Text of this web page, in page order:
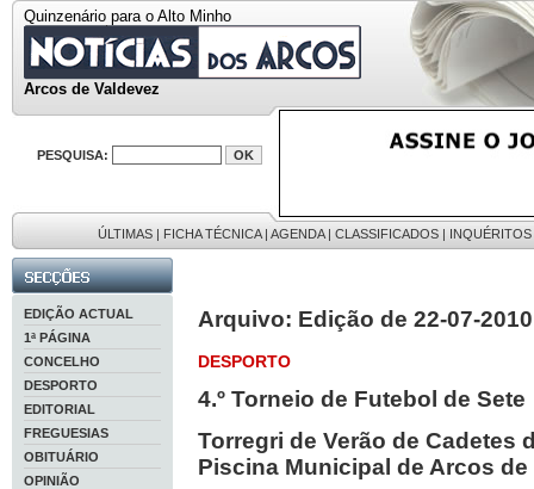
Quinzenário para o Alto Minho
Arcos de Valdevez
PESQUISA:
ÚLTIMAS | FICHA TÉCNICA| AGENDA| CLASSIFICADOS | INQUÉRITOS
EDIÇÃO ACTUAL
1ª PÁGINA
CONCELHO
DESPORTO
EDITORIAL
FREGUESIAS
OBITUÁRIO
OPINIÃO
Arquivo: Edição de 22-07-2010
DESPORTO
4.º Torneio de Futebol de Sete
Torregri de Verão de Cadetes
Piscina Municipal de Arcos de